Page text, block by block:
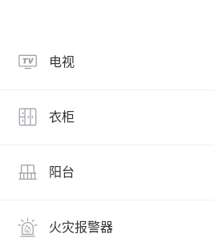
电视
衣柜
阳台
火灾报警器